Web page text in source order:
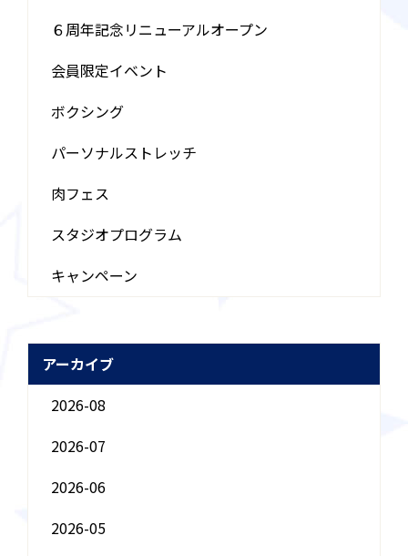
６周年記念リニューアルオープン
会員限定イベント
ボクシング
パーソナルストレッチ
肉フェス
スタジオプログラム
キャンペーン
アーカイブ
2026-08
2026-07
2026-06
2026-05